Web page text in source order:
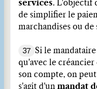
services. L'objectif
de simplifier le
marchandises ou de
37 Si le
qu'avec le créancier
son compte, on
s'agit d'un mandat